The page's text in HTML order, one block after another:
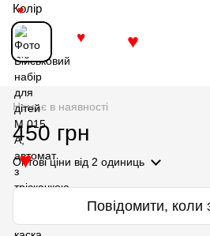
Колір
Немає в наявності
450 грн
Оптові ціни від 2 одиниць
Повідомити, коли
♥
♥